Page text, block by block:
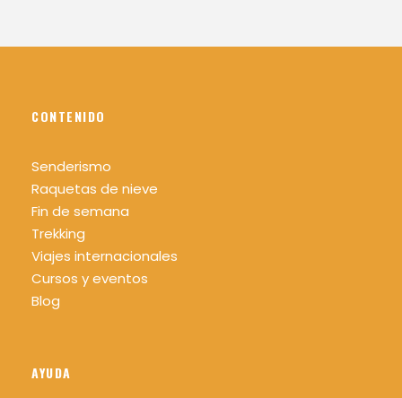
CONTENIDO
Senderismo
Raquetas de nieve
Fin de semana
Trekking
Viajes internacionales
Cursos y eventos
Blog
AYUDA